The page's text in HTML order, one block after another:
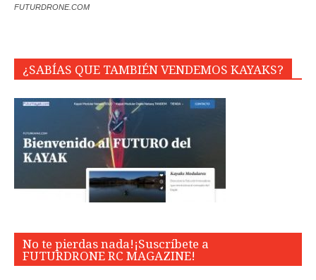
FUTURDRONE.COM
¿SABÍAS QUE TAMBIÉN VENDEMOS KAYAKS?
No te pierdas nada!¡Suscríbete a
FUTURDRONE RC MAGAZINE!